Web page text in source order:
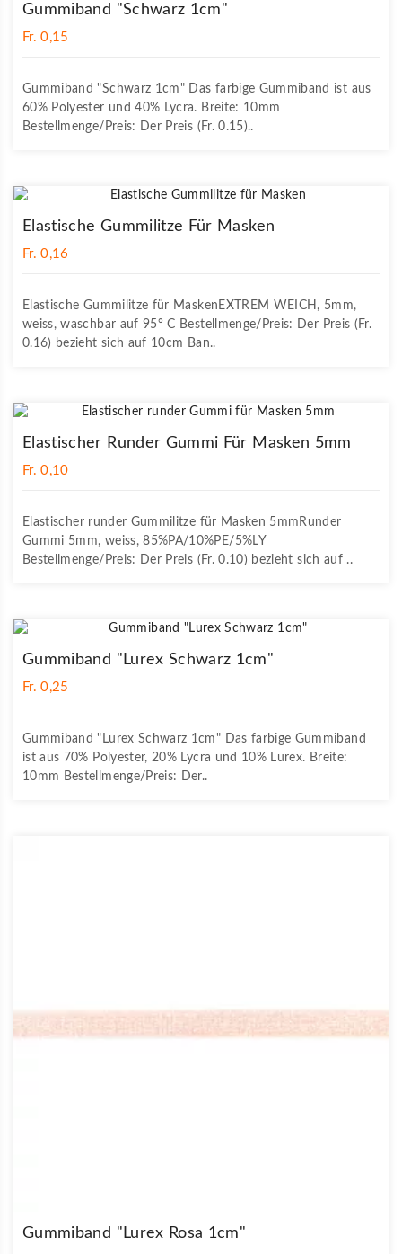
Gummiband "Schwarz 1cm"
Fr. 0,15
Gummiband "Schwarz 1cm" Das farbige Gummiband ist aus
60% Polyester und 40% Lycra. Breite: 10mm
Bestellmenge/Preis: Der Preis (Fr. 0.15)..
Elastische Gummilitze Für Masken
Fr. 0,16
Elastische Gummilitze für MaskenEXTREM WEICH, 5mm,
weiss, waschbar auf 95° C Bestellmenge/Preis: Der Preis (Fr.
0.16) bezieht sich auf 10cm Ban..
Elastischer Runder Gummi Für Masken 5mm
Fr. 0,10
Elastischer runder Gummilitze für Masken 5mmRunder
Gummi 5mm, weiss, 85%PA/10%PE/5%LY
Bestellmenge/Preis: Der Preis (Fr. 0.10) bezieht sich auf ..
Gummiband "Lurex Schwarz 1cm"
Fr. 0,25
Gummiband "Lurex Schwarz 1cm" Das farbige Gummiband
ist aus 70% Polyester, 20% Lycra und 10% Lurex. Breite:
10mm Bestellmenge/Preis: Der..
Gummiband "Lurex Rosa 1cm"